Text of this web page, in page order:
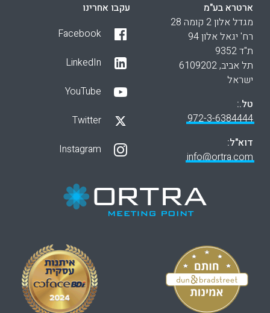
ארטרא בע"מ
מגדל אלון 2 קומה 28
רח' יגאל אלון 94
ת"ד 9352
תל אביב, 6109202
ישראל
טל.:
972-3-6384444
דוא"ל:
info@ortra.com
עקבו אחרינו
Facebook
LinkedIn
YouTube
Twitter
Instagram